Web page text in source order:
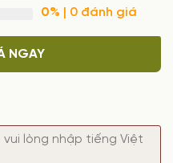
0% | 0 đánh giá
NGAY